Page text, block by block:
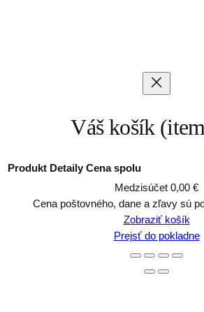
Váš košík
Produkty
Produkt Detaily Cena spolu
Medzisúčet 0,00 €
Cena poštovného, dane a zľavy sú
Zobraziť košík
Prejsť do pokladne